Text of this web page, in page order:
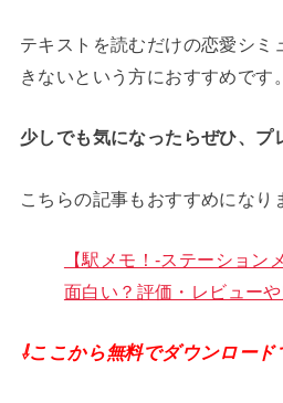
テキストを読むだけの恋愛シミ
きないという方におすすめです。
少しでも気になったらぜひ、プ
こちらの記事もおすすめになり
【駅メモ！-ステーション
面白い？評価・レビューや
⇩ここから無料でダウンロード